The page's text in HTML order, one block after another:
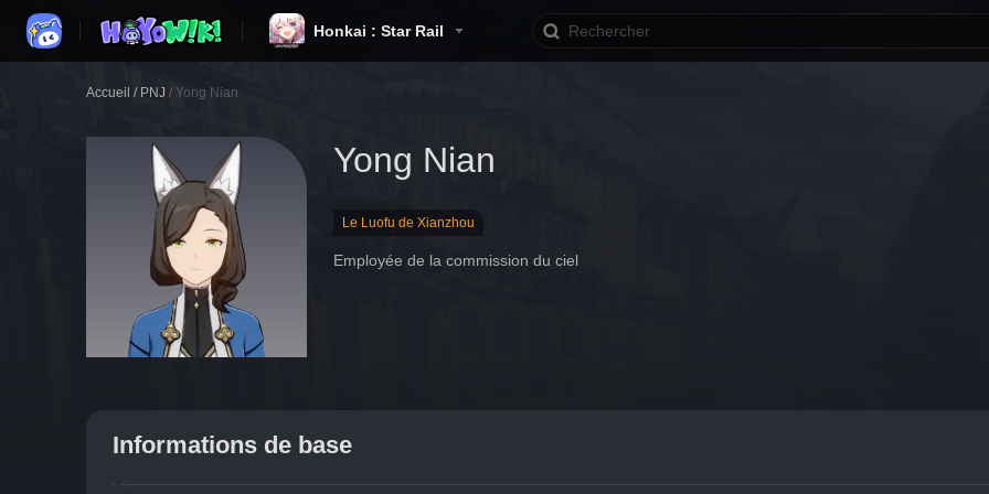
Honkai : Star Rail
Accueil / PNJ / Yong Nian
Yong Nian
Le Luofu de Xianzhou
Employée de la commission du ciel
Informations de base